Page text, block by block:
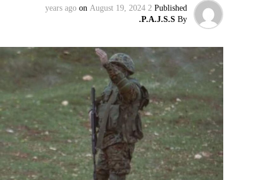
Published
2 years ago
on August 19, 2024
By
P.A.J.S.S.